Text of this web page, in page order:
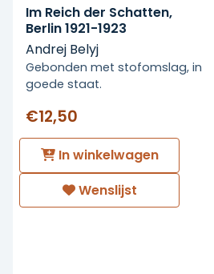
Im Reich der Schatten,
Berlin 1921-1923
Andrej Belyj
Gebonden met stofomslag, in
goede staat.
€12,50
In winkelwagen
Wenslijst